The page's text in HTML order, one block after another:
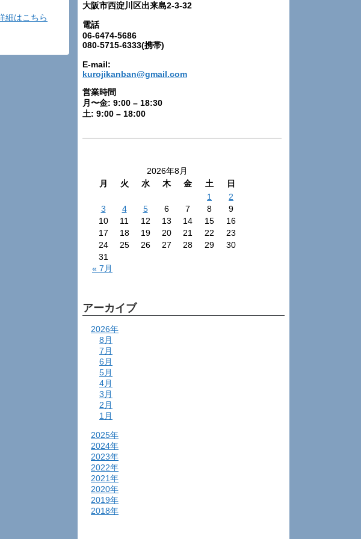
細はこちら
大阪市西淀川区出来島2-3-32
電話
06-6474-5686
080-5715-6333(携帯)
E-mail:
kurojikanban@gmail.com
営業時間
月〜金: 9:00 – 18:30
土: 9:00 – 18:00
2026年8月
月
火 水 木 金 土
日
1
2
3
4 5 6 7 8
9
10
11 12 13 14 15
16
17
18 19 20 21 22
23
24
25 26 27 28 29
30
31
« 7月
アーカイブ
2026年
8月
7月
6月
5月
4月
3月
2月
1月
2025年
2024年
2023年
2022年
2021年
2020年
2019年
2018年